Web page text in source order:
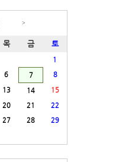
>
목 금 토
1
6 7
8
13 14
15
20 21
22
27 28
29